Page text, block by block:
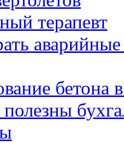
терапевт
бетона